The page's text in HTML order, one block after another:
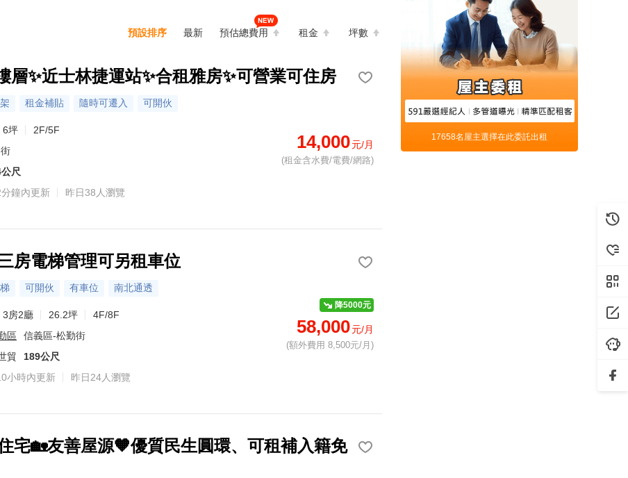
預設排序 最新 預估總費用 租金 坪數
層✨近士林捷運站✨合租雅房✨可營業可住房
租金補貼 隨時可遷入 可開伙
6坪
2F/5F
尺
分鐘內更新 昨日38人瀏覽
14,000元/月
(租金含水費/電費/網路)
房電梯管理可另租車位
可開伙 有車位 南北通透
3房2廳 26.2坪
4F/8F
區
信義區-松勤街
貿
189公尺
小時內更新 昨日24人瀏覽
降5000元
58,000元/月
(額外費用 8,500元/月)
宅🏡友善屋源🧡優質民生圓環、可租補入籍免
17658名屋主選擇在此委託出租